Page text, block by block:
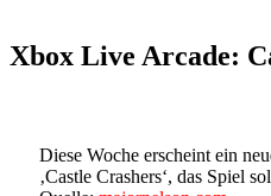
Xbox Live Arcade:
Diese Woche erscheint ein
‚Castle Crashers‘, das Spiel